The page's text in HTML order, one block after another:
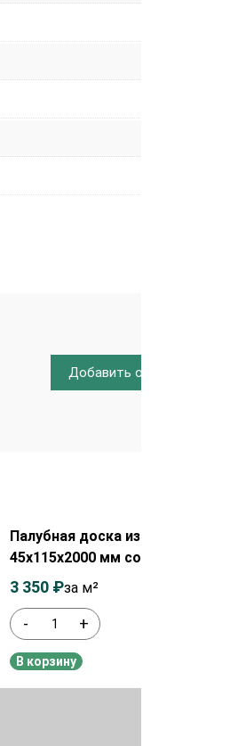
Добавить отзыв
Палубная доска из лиственницы
45х115х2000 мм сорт АВ
- +
3 350 ₽за м²
В корзину